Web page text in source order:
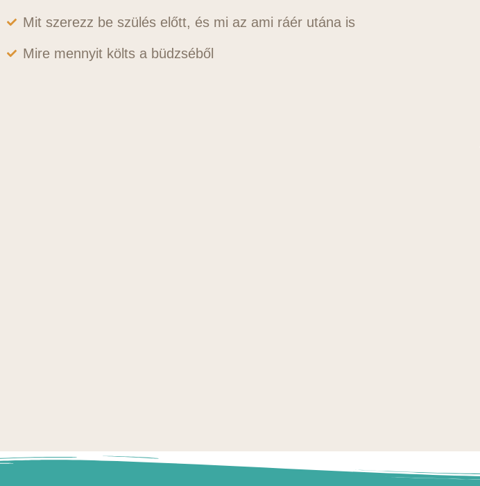
Mit szerezz be szülés előtt, és mi az ami ráér utána is
Mire mennyit költs a büdzséből